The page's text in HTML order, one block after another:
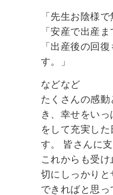
「先生お陰様
「安産で出産
「出産後の回
す。」
などなど
たくさんの感
き、幸せをいっ
をして充実し
す。
皆さんに
これからも受
切にしっかり
できればと思っ